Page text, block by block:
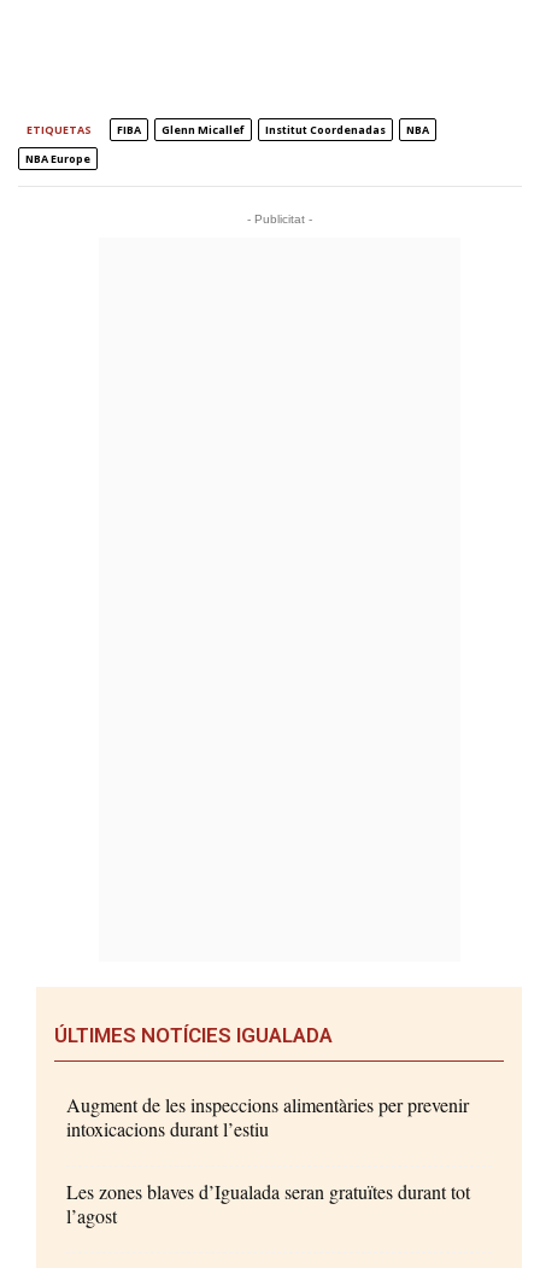
ETIQUETAS FIBA Glenn Micallef Institut Coordenadas
NBA
NBA Europe
- Publicitat -
ÚLTIMES NOTÍCIES IGUALADA
Augment de les inspeccions alimentàries per prevenir
intoxicacions durant l’estiu
Les zones blaves d’Igualada seran gratuïtes durant tot
l’agost